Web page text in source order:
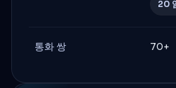
20
통화 쌍 70+